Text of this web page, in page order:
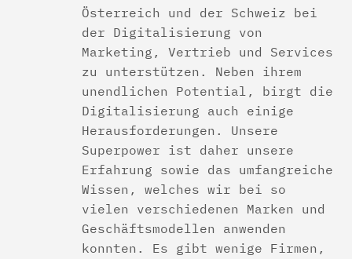
Österreich und der Schweiz bei
der Digitalisierung von
Marketing, Vertrieb und Services
zu unterstützen. Neben ihrem
unendlichen Potential, birgt die
Digitalisierung auch einige
Herausforderungen. Unsere
Superpower ist daher unsere
Erfahrung sowie das umfangreiche
Wissen, welches wir bei so
vielen verschiedenen Marken und
Geschäftsmodellen anwenden
konnten. Es gibt wenige Firmen,